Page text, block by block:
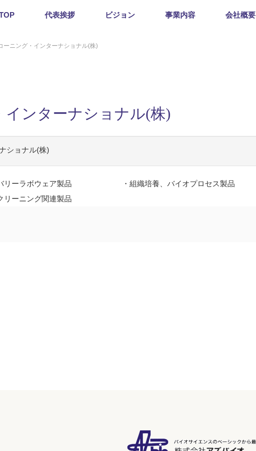
代表挨拶 ビジョン 事業内容 会社概要
ーニング・インターナショナル(株)
インターナショナル(株)
ショナル(株)
リーラボウェア製品
・組織培養、バイオプロセス製品
リーニング関連製品